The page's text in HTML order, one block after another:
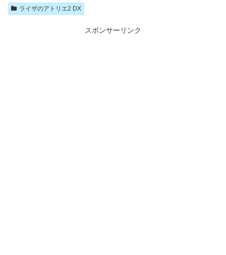
ライザのアトリエ2 DX
スポンサーリンク